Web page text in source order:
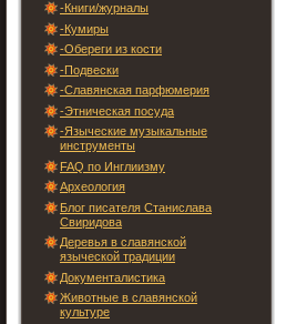
-Книги/журналы
-Кумиры
-Обереги из кости
-Подвески
-Славянская парфюмерия
-Этническая посуда
-Языческие музыкальные
инструменты
FAQ по Инглиизму
Археология
Блог писателя Станислава
Свиридова
Деревья в славянской
языческой традиции
Документалистика
Животные в славянской
культуре